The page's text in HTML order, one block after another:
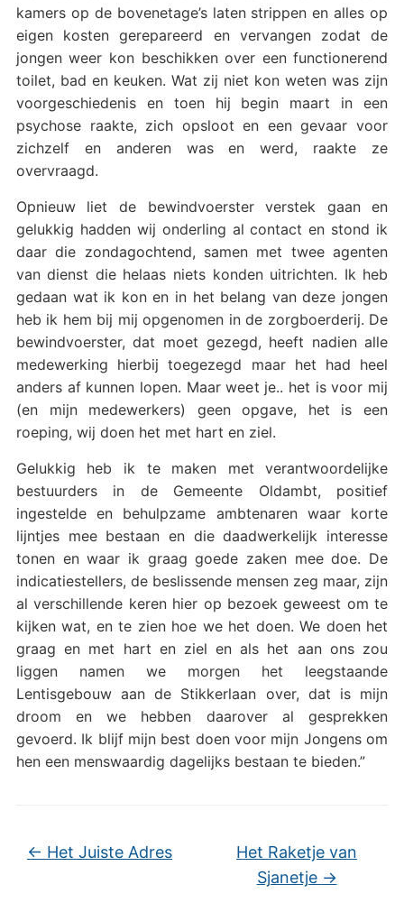
kamers op de bovenetage’s laten strippen en alles op
eigen kosten gerepareerd en vervangen zodat de
jongen weer kon beschikken over een functionerend
toilet, bad en keuken. Wat zij niet kon weten was zijn
voorgeschiedenis en toen hij begin maart in een
psychose raakte, zich opsloot en een gevaar voor
zichzelf en anderen was en werd, raakte ze
overvraagd.
Opnieuw liet de bewindvoerster verstek gaan en
gelukkig hadden wij onderling al contact en stond ik
daar die zondagochtend, samen met twee agenten
van dienst die helaas niets konden uitrichten. Ik heb
gedaan wat ik kon en in het belang van deze jongen
heb ik hem bij mij opgenomen in de zorgboerderij. De
bewindvoerster, dat moet gezegd, heeft nadien alle
medewerking hierbij toegezegd maar het had heel
anders af kunnen lopen. Maar weet je.. het is voor mij
(en mijn medewerkers) geen opgave, het is een
roeping, wij doen het met hart en ziel.
Gelukkig heb ik te maken met verantwoordelijke
bestuurders in de Gemeente Oldambt, positief
ingestelde en behulpzame ambtenaren waar korte
lijntjes mee bestaan en die daadwerkelijk interesse
tonen en waar ik graag goede zaken mee doe. De
indicatiestellers, de beslissende mensen zeg maar, zijn
al verschillende keren hier op bezoek geweest om te
kijken wat, en te zien hoe we het doen. We doen het
graag en met hart en ziel en als het aan ons zou
liggen namen we morgen het leegstaande
Lentisgebouw aan de Stikkerlaan over, dat is mijn
droom en we hebben daarover al gesprekken
gevoerd. Ik blijf mijn best doen voor mijn Jongens om
hen een menswaardig dagelijks bestaan te bieden.”
← Het Juiste Adres
Het Raketje van
Sjanetje →